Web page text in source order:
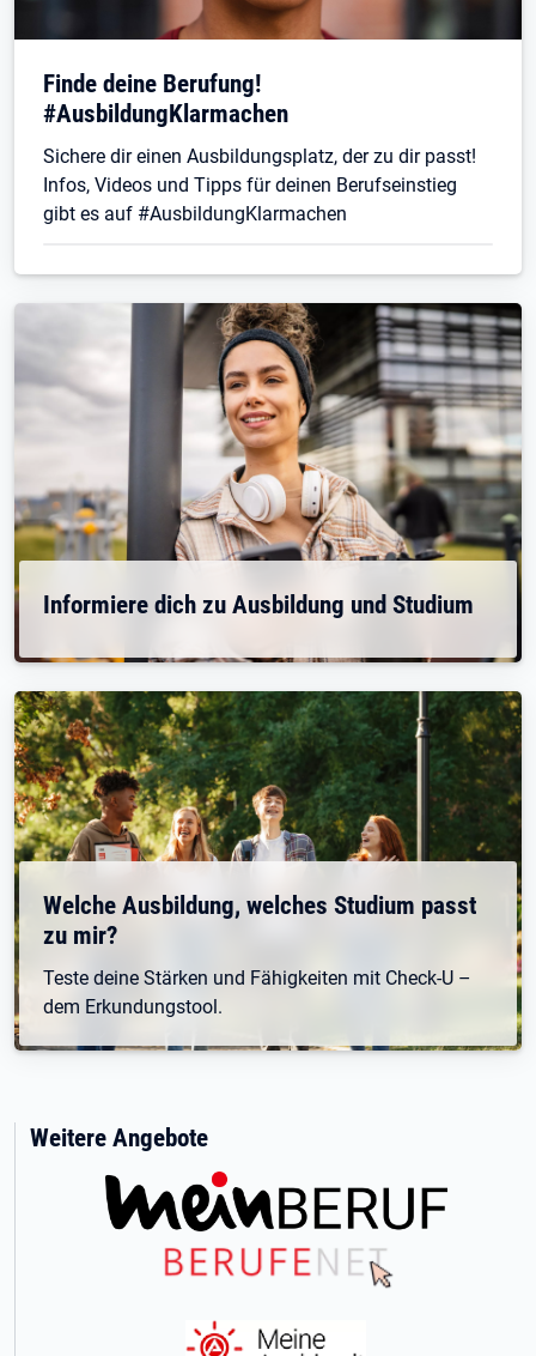
Finde deine Berufung!
#AusbildungKlarmachen
Sichere dir einen Ausbildungsplatz, der zu dir passt!
Infos, Videos und Tipps für deinen Berufseinstieg
gibt es auf #AusbildungKlarmachen
Informiere dich zu Ausbildung und Studium
Welche Ausbildung, welches Studium passt
zu mir?
Teste deine Stärken und Fähigkeiten mit Check-U –
dem Erkundungstool.
Weitere Angebote